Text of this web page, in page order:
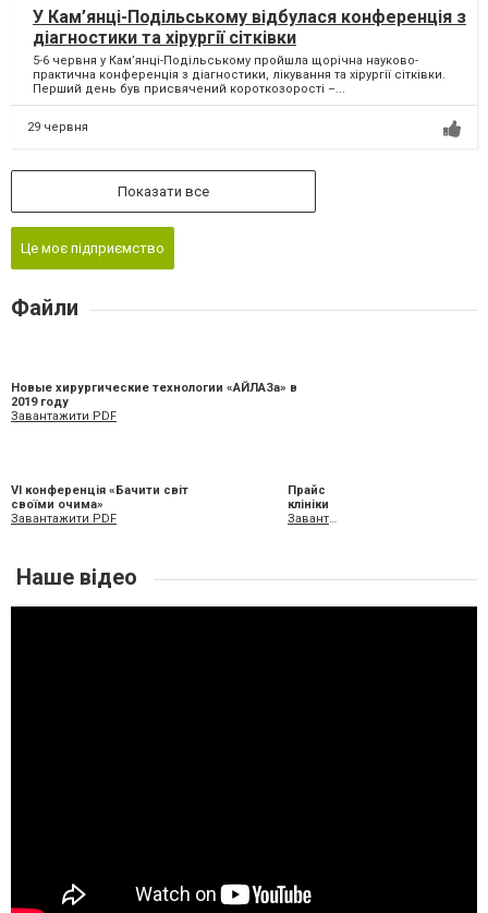
У Кам’янці-Подільському відбулася конференція з
діагностики та хірургії сітківки
5-6 червня у Кам’янці-Подільському пройшла щорічна науково-
практична конференція з діагностики, лікування та хірургії сітківки.
Перший день був присвячений короткозорості –...
29 червня
Показати все
Це моє підприємство
Файли
Новые хирургические технологии «АЙЛАЗа» в
2019 году
Завантажити PDF
VI конференція «Бачити світ
своїми очима»
Завантажити PDF
Прайс
клініки
Завантажити XLS
Наше відео